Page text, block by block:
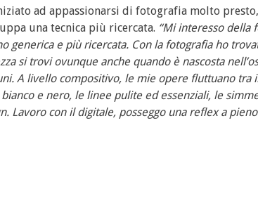
ad appassionarsi di fotografia molto
una tecnica più ricercata. “Mi interesso della
generica e più ricercata. Con la fotografia ho
si trovi ovunque anche quando è nascosta
A livello compositivo, le mie opere fluttuano tra
e nero, le linee pulite ed essenziali, le
Lavoro con il digitale, posseggo una reflex a